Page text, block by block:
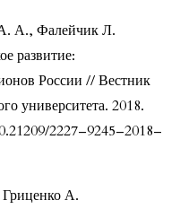
А., Фалейчик Л.
развитие:
России // Вестник
университета. 2018.
2227–9245–2018–
А.